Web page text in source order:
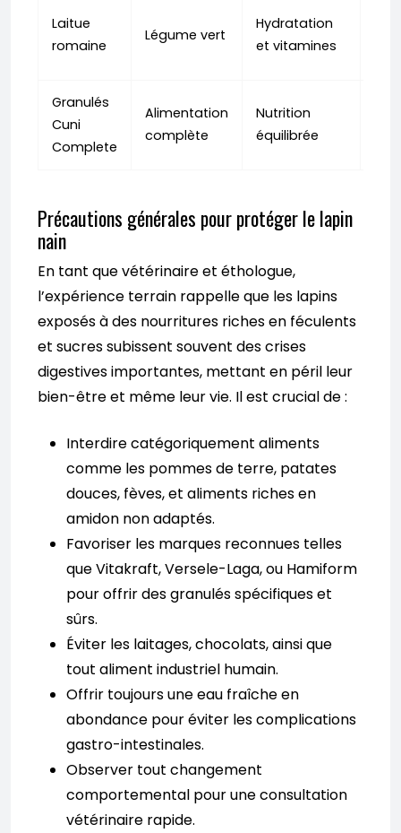
Laitue
romaine
Légume vert
Hydratation
et vitamines
Granulés
Cuni
Complete
Alimentation
complète
Nutrition
équilibrée
Précautions générales pour protéger le lapin
nain
En tant que vétérinaire et éthologue,
l’expérience terrain rappelle que les lapins
exposés à des nourritures riches en féculents
et sucres subissent souvent des crises
digestives importantes, mettant en péril leur
bien-être et même leur vie. Il est crucial de :
Interdire catégoriquement aliments
comme les pommes de terre, patates
douces, fèves, et aliments riches en
amidon non adaptés.
Favoriser les marques reconnues telles
que Vitakraft, Versele-Laga, ou Hamiform
pour offrir des granulés spécifiques et
sûrs.
Éviter les laitages, chocolats, ainsi que
tout aliment industriel humain.
Offrir toujours une eau fraîche en
abondance pour éviter les complications
gastro-intestinales.
Observer tout changement
comportemental pour une consultation
vétérinaire rapide.